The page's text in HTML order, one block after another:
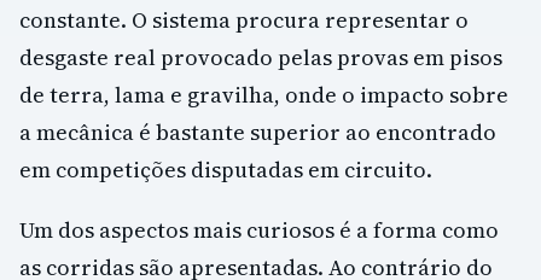
constante. O sistema procura representar o
desgaste real provocado pelas provas em pisos
de terra, lama e gravilha, onde o impacto sobre
a mecânica é bastante superior ao encontrado
em competições disputadas em circuito.
Um dos aspectos mais curiosos é a forma como
as corridas são apresentadas. Ao contrário do